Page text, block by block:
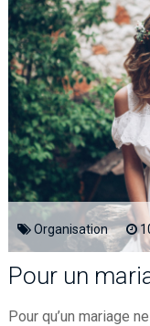
Organisation
Pour un
Pour qu’un mariage